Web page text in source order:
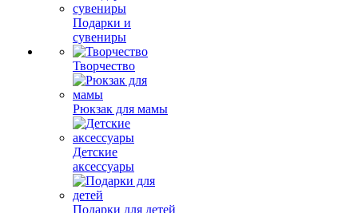
Подарки и
сувениры
Творчество
Рюкзак для мамы
Детские
аксессуары
Подарки для детей